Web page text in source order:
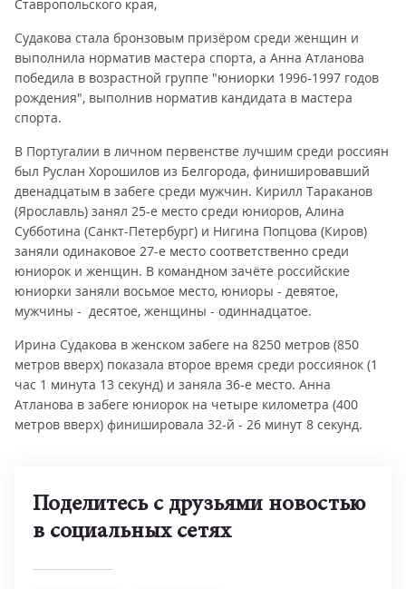
Ставропольского края,
Судакова стала бронзовым призёром среди женщин и
выполнила норматив мастера спорта, а Анна Атланова
победила в возрастной группе "юниорки 1996-1997 годов
рождения", выполнив норматив кандидата в мастера
спорта.
В Португалии в личном первенстве лучшим среди россиян
был Руслан Хорошилов из Белгорода, финишировавший
двенадцатым в забеге среди мужчин. Кирилл Тараканов
(Ярославль) занял 25-е место среди юниоров, Алина
Субботина (Санкт-Петербург) и Нигина Попцова (Киров)
заняли одинаковое 27-е место соответственно среди
юниорок и женщин. В командном зачёте российские
юниорки заняли восьмое место, юниоры - девятое,
мужчины - десятое, женщины - одиннадцатое.
Ирина Судакова в женском забеге на 8250 метров (850
метров вверх) показала второе время среди россиянок (1
час 1 минута 13 секунд) и заняла 36-е место. Анна
Атланова в забеге юниорок на четыре километра (400
метров вверх) финишировала 32-й - 26 минут 8 секунд.
Поделитесь с друзьями новостью
в социальных сетях